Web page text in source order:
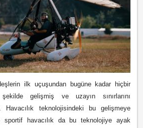
ilk uçuşundan bugüne kadar hiçbir
gelişmiş ve uzayın sınırlarını
Havacılık teknolojisindeki bu gelişmeye
havacılık da bu teknolojiye ayak